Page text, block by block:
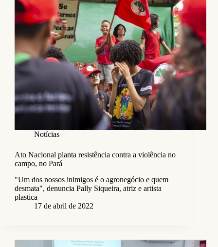
Notícias
Ato Nacional planta resistência contra a violência no
campo, no Pará
"Um dos nossos inimigos é o agronegócio e quem
desmata", denuncia Pally Siqueira, atriz e artista
plastica
17 de abril de 2022